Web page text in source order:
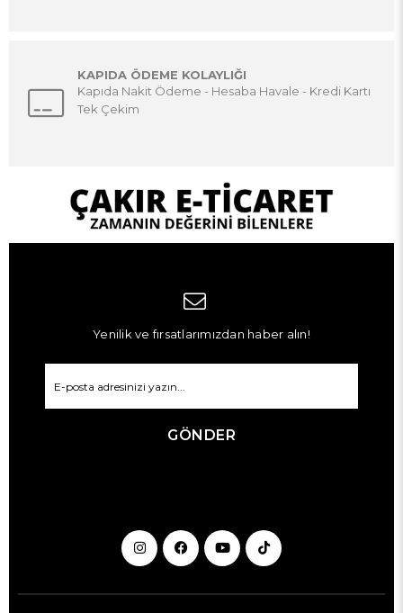
KAPIDA ÖDEME KOLAYLIĞI
Kapıda Nakit Ödeme - Hesaba Havale - Kredi Kartı
Tek Çekim
Yenilik ve fırsatlarımızdan haber alın!
GÖNDER